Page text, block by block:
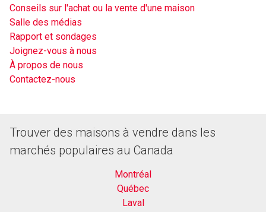
Conseils sur l'achat ou la vente d'une maison
Salle des médias
Rapport et sondages
Joignez-vous à nous
À propos de nous
Contactez-nous
Trouver des maisons à vendre dans les
marchés populaires au Canada
Montréal
Québec
Laval